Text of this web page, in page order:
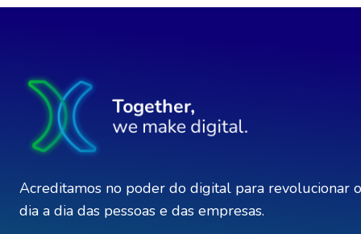
Acreditamos no poder do digital para revolucionar o
dia a dia das pessoas e das empresas.